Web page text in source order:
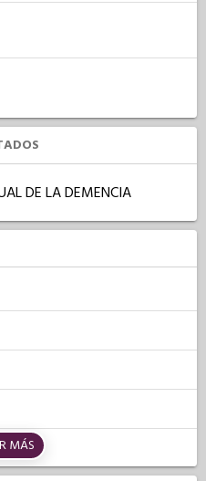
DE LA DEMENCIA
MÁS